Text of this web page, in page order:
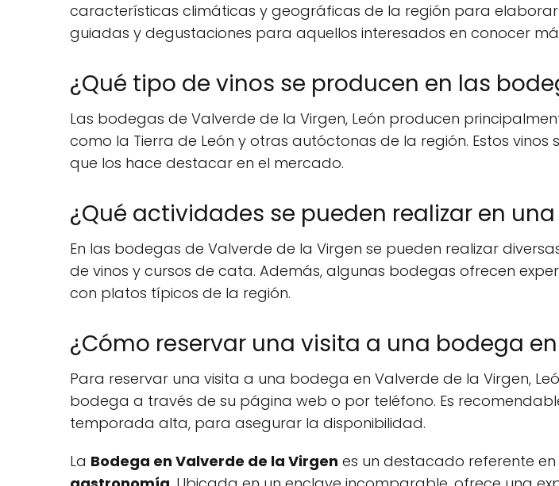
características climáticas y geográficas de la región para
guiadas y degustaciones para aquellos interesados en conocer
¿Qué tipo de vinos se producen en las
Las bodegas de Valverde de la Virgen, León producen
como la Tierra de León y otras autóctonas de la región. Estos
que los hace destacar en el mercado.
¿Qué actividades se pueden realizar en
En las bodegas de Valverde de la Virgen se pueden realizar
de vinos y cursos de cata. Además, algunas bodegas ofrecen
con platos típicos de la región.
¿Cómo reservar una visita a una bodega
Para reservar una visita a una bodega en Valverde de la Virgen,
bodega a través de su página web o por teléfono. Es
temporada alta, para asegurar la disponibilidad.
La Bodega en Valverde de la Virgen es un destacado referente